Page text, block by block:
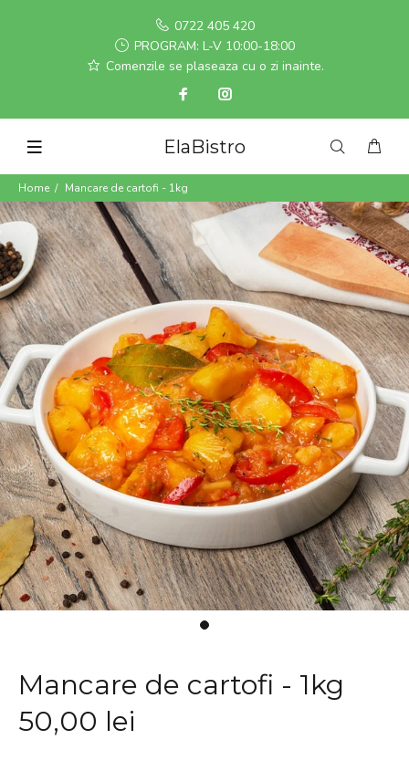
0722 405 420
PROGRAM: L-V 10:00-18:00
Comenzile se plaseaza cu o zi inainte.
ElaBistro
Home Mancare de cartofi - 1kg
Mancare de cartofi - 1kg
50,00 lei